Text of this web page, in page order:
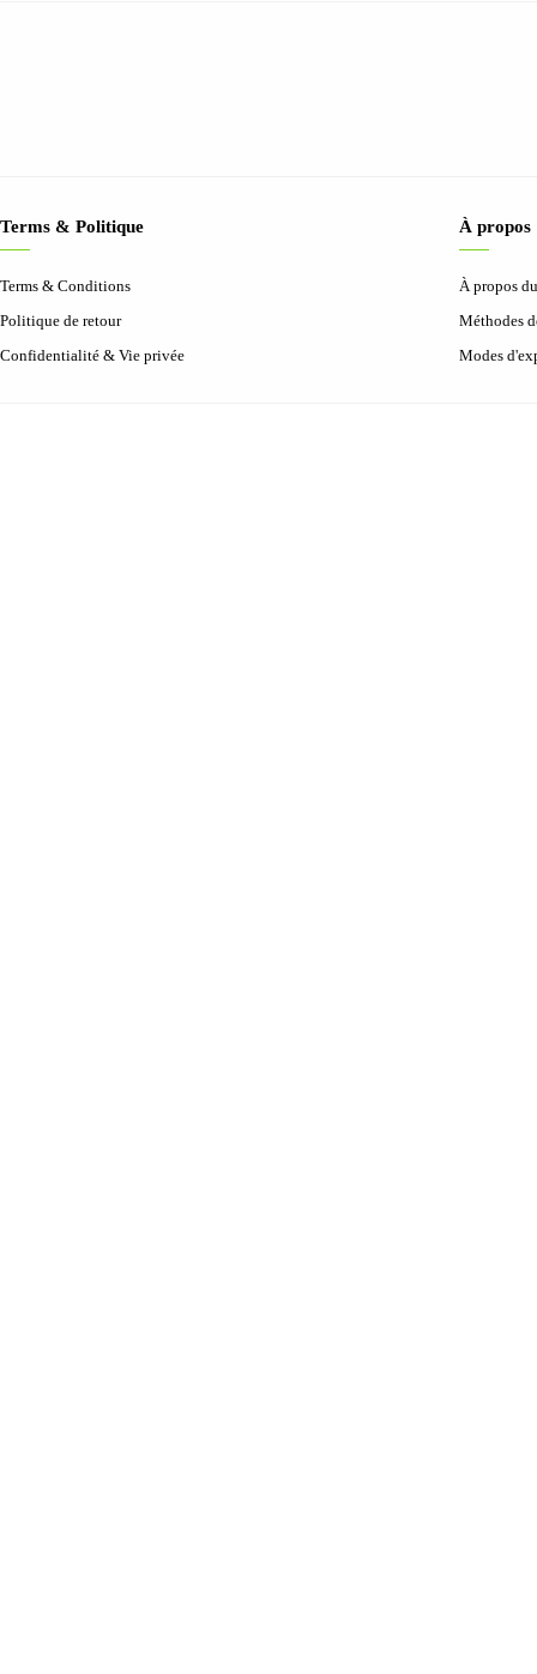
Terms & Politique
Terms & Conditions
Politique de retour
Confidentialité & Vie privée
À propos
À propos
Méthodes
Modes